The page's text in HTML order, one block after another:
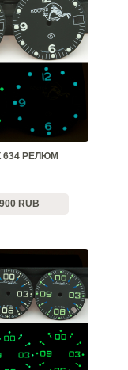
634 РЕЛЮМ
RUB